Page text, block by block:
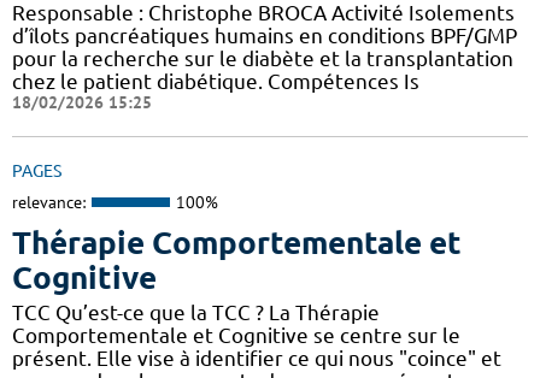
Responsable : Christophe BROCA Activité Isolements
d’îlots pancréatiques humains en conditions BPF/GMP
pour la recherche sur le diabète et la transplantation
chez le patient diabétique. Compétences Is
18/02/2026 15:25
PAGES
relevance: 100%
Thérapie Comportementale et
Cognitive
TCC Qu’est-ce que la TCC ? La Thérapie
Comportementale et Cognitive se centre sur le
présent. Elle vise à identifier ce qui nous "coince" et